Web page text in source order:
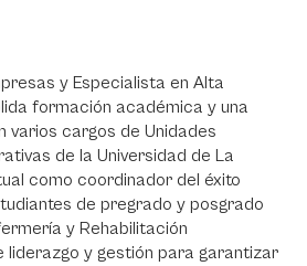
y Especialista en Alta
formación académica y una
varios cargos de Unidades
de la Universidad de La
como coordinador del éxito
de pregrado y posgrado
y Rehabilitación
liderazgo y gestión para garantizar